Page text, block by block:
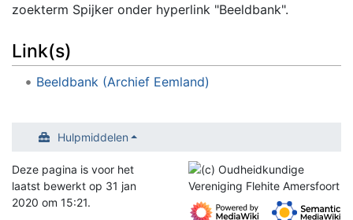
zoekterm Spijker onder hyperlink "Beeldbank".
Link(s)
Beeldbank (Archief Eemland)
Hulpmiddelen
Deze pagina is voor het
laatst bewerkt op 31 jan
2020 om 15:21.